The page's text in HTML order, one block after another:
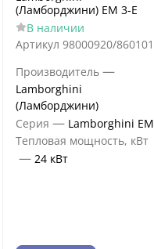
(Ламборджини) ЕМ 3-Е
В наличии
Артикул 98000920/860101
Производитель —
Lamborghini
(Ламборджини)
Серия — Lamborghini ЕМ
Тепловая мощность, кВт
— 24 кВт